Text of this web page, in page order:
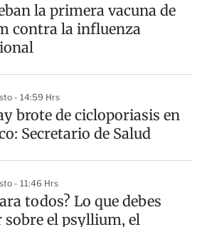
la primera vacuna de
contra la influenza
- 14:59 Hrs
brote de cicloporiasis en
Secretario de Salud
- 11:46 Hrs
todos? Lo que debes
sobre el psyllium, el